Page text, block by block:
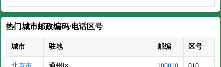
热门城市邮政编码/电话区号
城市 驻地 邮编 区号